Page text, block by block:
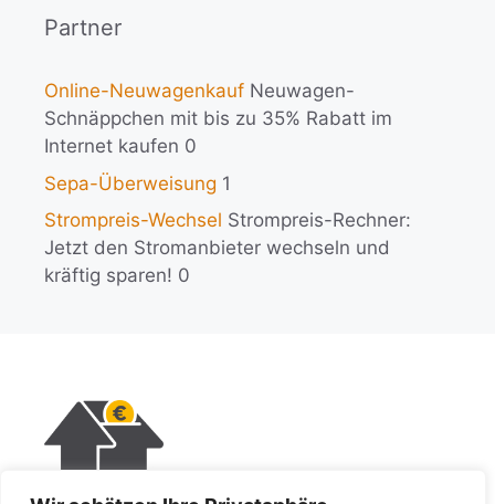
Partner
Online-Neuwagenkauf Neuwagen-
Schnäppchen mit bis zu 35% Rabatt im
Internet kaufen 0
Sepa-Überweisung 1
Strompreis-Wechsel Strompreis-Rechner:
Jetzt den Stromanbieter wechseln und
kräftig sparen! 0